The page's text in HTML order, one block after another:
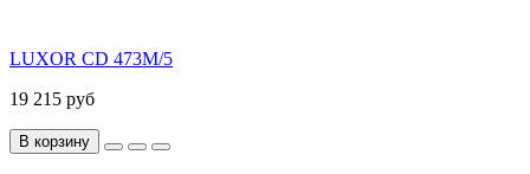
LUXOR CD 473M/5
19 215 руб
В корзину